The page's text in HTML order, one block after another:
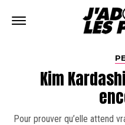
Kim
Pour prouver qu’elle attend